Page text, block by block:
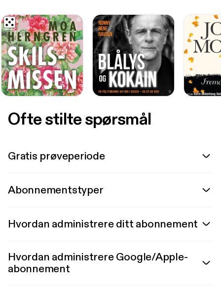
Ofte stilte spørsmål
Gratis prøveperiode
Abonnementstyper
Hvordan administrere ditt abonnement
Hvordan administrere Google/Apple-
abonnement